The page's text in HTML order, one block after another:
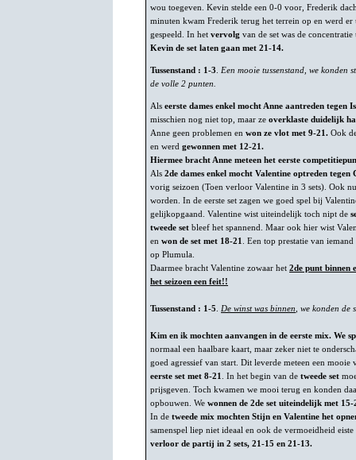
wou toegeven. Kevin stelde een 0-0 voor, Frederik
minuten kwam Frederik terug het terrein op en werd
gespeeld. In het vervolg van de set was de
Kevin de set laten gaan met 21-14.
Tussenstand : 1-3
Een mooie tussenstand, we konden
de volle 2 punten.
Als eerste dames enkel mocht Anne aantreden tegen
misschien nog niet top, maar ze overklaste duidelijk
Anne geen problemen en won ze vlot met 9-21. Ook
en werd gewonnen met 12-21.
Hiermee bracht Anne meteen het eerste
Als 2de dames enkel mocht Valentine optreden tegen
vorig seizoen (Toen verloor Valentine in 3 sets). Ook
worden. In de eerste set zagen we goed spel bij
gelijkopgaand. Valentine wist uiteindelijk toch nipt de
tweede set bleef het spannend. Maar ook hier wist
en won de set met 18-21
. Een top prestatie van
op Plumula.
Daarmee bracht Valentine zowaar het 2de punt binnen
het seizoen een feit!!
Tussenstand : 1-5 De winst was binnen , we konden
Kim en ik mochten aanvangen in de eerste mix. We
normaal een haalbare kaart, maar zeker niet te
goed agressief van start. Dit leverde meteen een
eerste set met 8-21
. In het begin van de tweede set
prijsgeven. Toch kwamen we mooi terug en konden
opbouwen. We wonnen de 2de set uiteindelijk met 15-
In de tweede mix mochten Stijn en Valentine het
samenspel liep niet ideaal en ook de vermoeidheid
verloor de partij in 2 sets, 21-15 en 21-13.